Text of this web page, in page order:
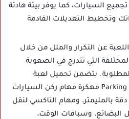
السيارات، كما يوفر بيئة هادئة
وتخطيط التعديلات القادمة
عن التكرار والملل من خلال
التي تتدرج في الصعوبة
يتضمن تحميل لعبة
Parking Master Multiplayer مهكرة مهام ركن السيارات
دقة بالمليمتر، ومهام التاكسي لنقل
البضائع، وسباقات الوقت،